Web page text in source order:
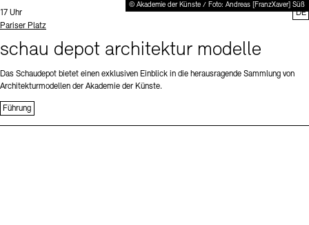
© Akademie der Künste / Foto: Andreas [FranzXaver] Süß
Uhrzeit:
17 Uhr
Standort
Pariser Platz
schau depot architektur modelle
Das Schaudepot bietet einen exklusiven Einblick in die herausragende Sammlung von
Architekturmodellen der Akademie der Künste.
Führung
DE